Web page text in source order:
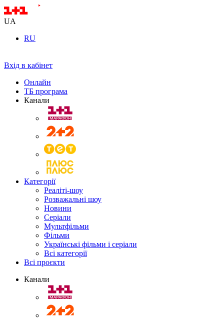
UA
RU
Вхід в кабінет
Онлайн
ТБ програма
Канали
Категорії
Реаліті-шоу
Розважальні шоу
Новини
Серіали
Мультфільми
Фільми
Українські фільми і серіали
Всі категорії
Всі проєкти
Канали